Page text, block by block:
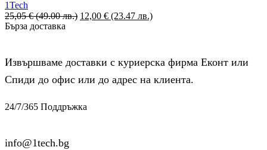
1Tech
25,05€ (49.00 лв.) 12,00 € (23.47 лв.)
Бърза доставка
Извършваме доставки с куриерска фирма Еконт или
Спиди до офис или до адрес на клиента.
24/7/365 Поддръжка
info@1tech.bg